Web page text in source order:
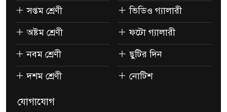
সপ্তম শ্রেণী
অষ্টম শ্রেণী
নবম শ্রেণী
দশম শ্রেণী
ভিডিও গ্যালারী
ফটো গ্যালারী
ছুটির দিন
নোটিশ
যোগাযোগ